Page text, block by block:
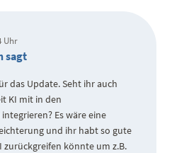
Uhr
sagt
das Update. Seht ihr auch
KI mit in den
Es wäre eine
und ihr habt so gute
zurückgreifen könnte um z.B.